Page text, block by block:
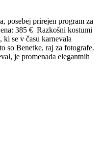
posebej prirejen program za
385 € Razkošni kostumi
ki se v času karnevala
so Benetke, raj za fotografe.
je promenada elegantnih